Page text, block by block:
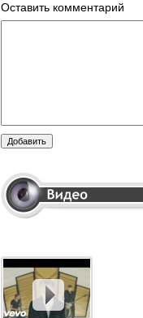
Оставить комментарий